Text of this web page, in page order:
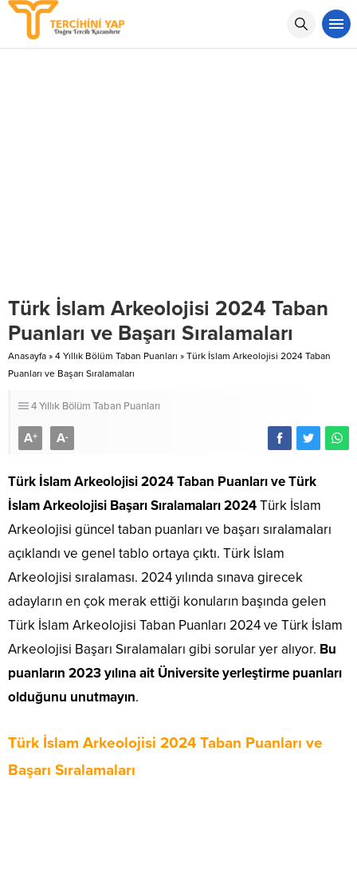
Türk İslam Arkeolojisi 2024 Taban
Puanları ve Başarı Sıralamaları
Anasayfa » 4 Yıllık Bölüm Taban Puanları » Türk İslam Arkeolojisi 2024 Taban
Puanları ve Başarı Sıralamaları
4 Yıllık Bölüm Taban Puanları
A+ A-
Türk İslam Arkeolojisi 2024 Taban Puanlarıve Türk
İslam Arkeolojisi Başarı Sıralamaları 2024Türk İslam
Arkeolojisi güncel taban puanları ve başarı sıralamaları
açıklandı ve genel tablo ortaya çıktı. Türk İslam
Arkeolojisi sıralaması. 2024 yılında sınava girecek
adayların en çok merak ettiği konuların başında gelen
Türk İslam Arkeolojisi Taban Puanları 2024 ve Türk İslam
Arkeolojisi Başarı Sıralamaları gibi sorular yer alıyor. Bu
puanların 2023 yılına ait Üniversite yerleştirme puanları
olduğunu unutmayın.
Türk İslam Arkeolojisi 2024 Taban Puanları ve
Başarı Sıralamaları